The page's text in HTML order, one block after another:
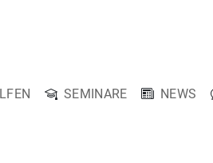
SEMINARE NEWS